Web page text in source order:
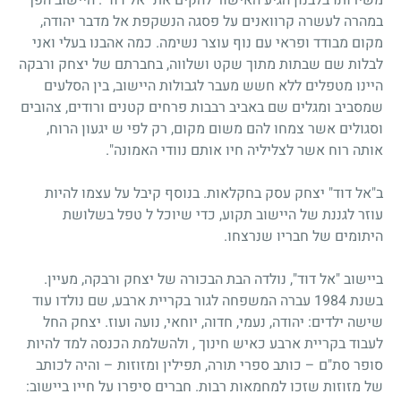
במהרה לעשרה קרוואנים על פסגה הנשקפת אל מדבר יהודה,
מקום מבודד ופראי עם נוף עוצר נשימה. כמה אהבנו בעלי ואני
לבלות שם שבתות מתוך שקט ושלווה, בחברתם של יצחק ורבקה
היינו מטפלים ללא חשש מעבר לגבולות היישוב, בין הסלעים
שמסביב ומגלים שם באביב רבבות פרחים קטנים ורודים, צהובים
וסגולים אשר צמחו להם משום מקום, רק לפי ש יגעון הרוח,
אותה רוח אשר לצליליה חיו אותם נוודי האמונה".
ב"אל דוד" יצחק עסק בחקלאות. בנוסף קיבל על עצמו להיות
עוזר לגננת של היישוב תקוע, כדי שיוכל ל טפל בשלושת
היתומים של חבריו שנרצחו.
ביישוב "אל דוד", נולדה הבת הבכורה של יצחק ורבקה, מעיין.
בשנת 1984 עברה המשפחה לגור בקריית ארבע, שם נולדו עוד
שישה ילדים: יהודה, נעמי, חדוה, יוחאי, נועה ועוז. יצחק החל
לעבוד בקריית ארבע כאיש חינוך , ולהשלמת הכנסה למד להיות
סופר סת"ם – כותב ספרי תורה, תפילין ומזוזות – והיה לכותב
של מזוזות שזכו למחמאות רבות. חברים סיפרו על חייו ביישוב: